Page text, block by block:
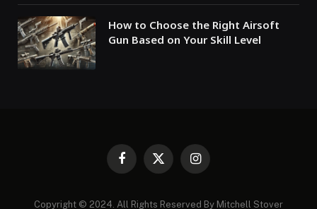
How to Choose the Right Airsoft
Gun Based on Your Skill Level
Facebook
X
Instagram
Copyright © 2024. All Rights Reserved By Mitchell Stover